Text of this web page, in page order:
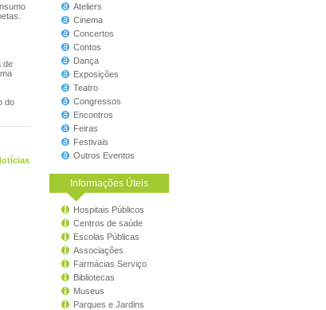
Ateliers
Cinema
Concertos
Contos
Dança
Exposições
Teatro
Congressos
Encontros
Feiras
Festivais
Outros Eventos
Informações Úteis
Hospitais Públicos
Centros de saúde
Escolas Públicas
Associações
Farmácias Serviço
Bibliotecas
Museus
Parques e Jardins
de
do